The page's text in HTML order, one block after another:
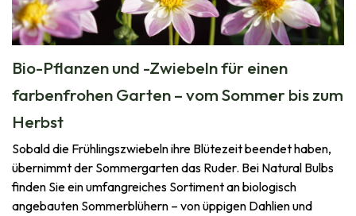
Bio-Pflanzen und -Zwiebeln für einen
farbenfrohen Garten – vom Sommer bis zum
Herbst
Sobald die Frühlingszwiebeln ihre Blütezeit beendet haben,
übernimmt der Sommergarten das Ruder. Bei Natural Bulbs
finden Sie ein umfangreiches Sortiment an biologisch
angebauten Sommerblühern – von üppigen Dahlien und